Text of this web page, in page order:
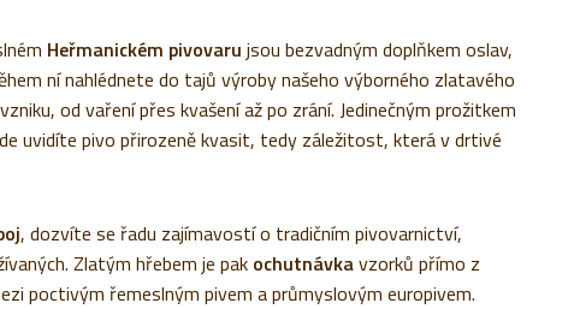
Heřmanickém pivovaru jsou bezvadným doplňkem oslav,
ní nahlédnete do tajů výroby našeho výborného zlatavého
od vaření přes kvašení až po zrání. Jedinečným prožitkem
uvidíte pivo přirozeně kvasit, tedy záležitost, která v drtivé
, dozvíte se řadu zajímavostí o tradičním pivovarnictví,
Zlatým hřebem je pak ochutnávkavzorků přímo z
poctivým řemeslným pivem a průmyslovým europivem.